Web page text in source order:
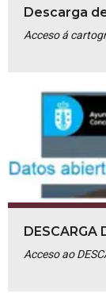
Descarga
Acceso á
DESCARGA
Acceso ao